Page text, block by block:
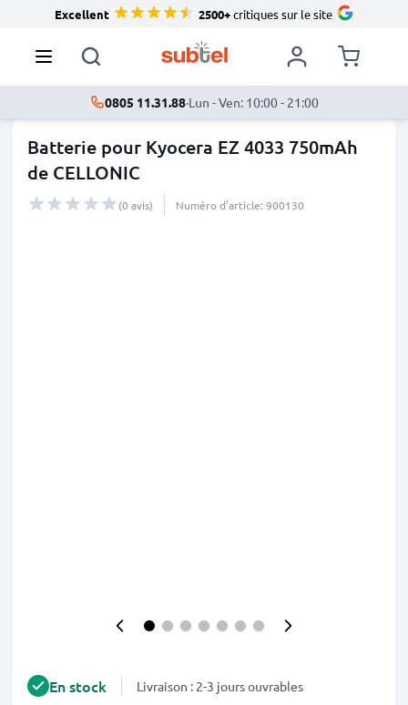
Excellent 2500+critiques sur le site
0805 11.31.88·Lun - Ven: 10:00 - 21:00
Batterie pour Kyocera EZ 4033 750mAh
de CELLONIC
(0 avis) Numéro d’article: 900130
En stock Livraison : 2-3 jours ouvrables